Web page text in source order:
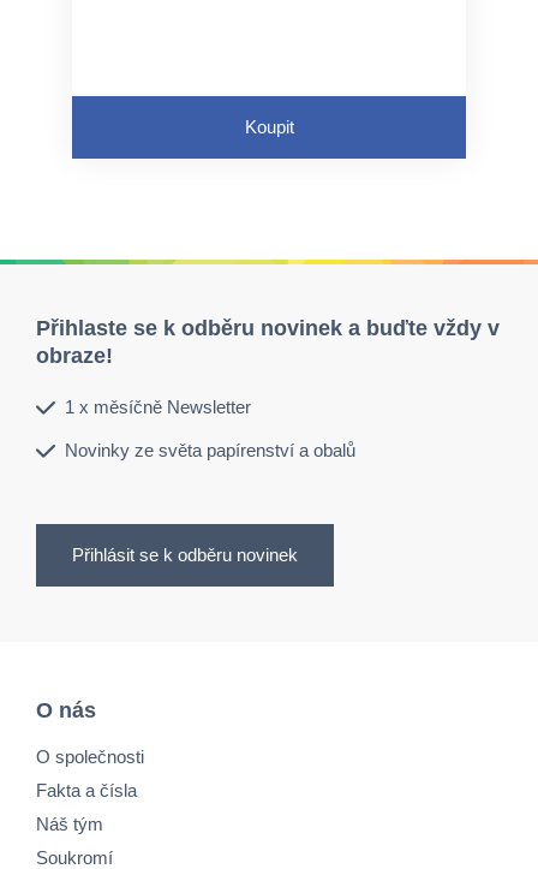
Koupit
Přihlaste se k odběru novinek a buďte vždy v
obraze!
1 x měsíčně Newsletter
Novinky ze světa papírenství a obalů
Přihlásit se k odběru novinek
O nás
O společnosti
Fakta a čísla
Náš tým
Soukromí